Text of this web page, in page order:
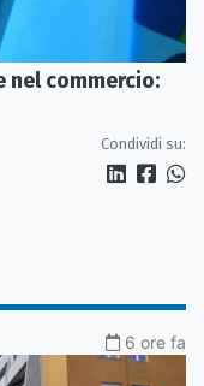
nel commercio:
Condividi su:
6 ore fa